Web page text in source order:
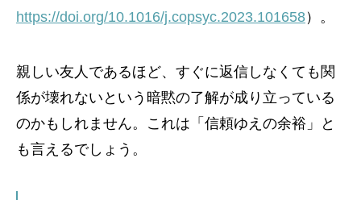
https://doi.org/10.1016/j.copsyc.2023.101658）。
親しい友人であるほど、すぐに返信しなくても関
係が壊れないという暗黙の了解が成り立っている
のかもしれません。これは「信頼ゆえの余裕」と
も言えるでしょう。